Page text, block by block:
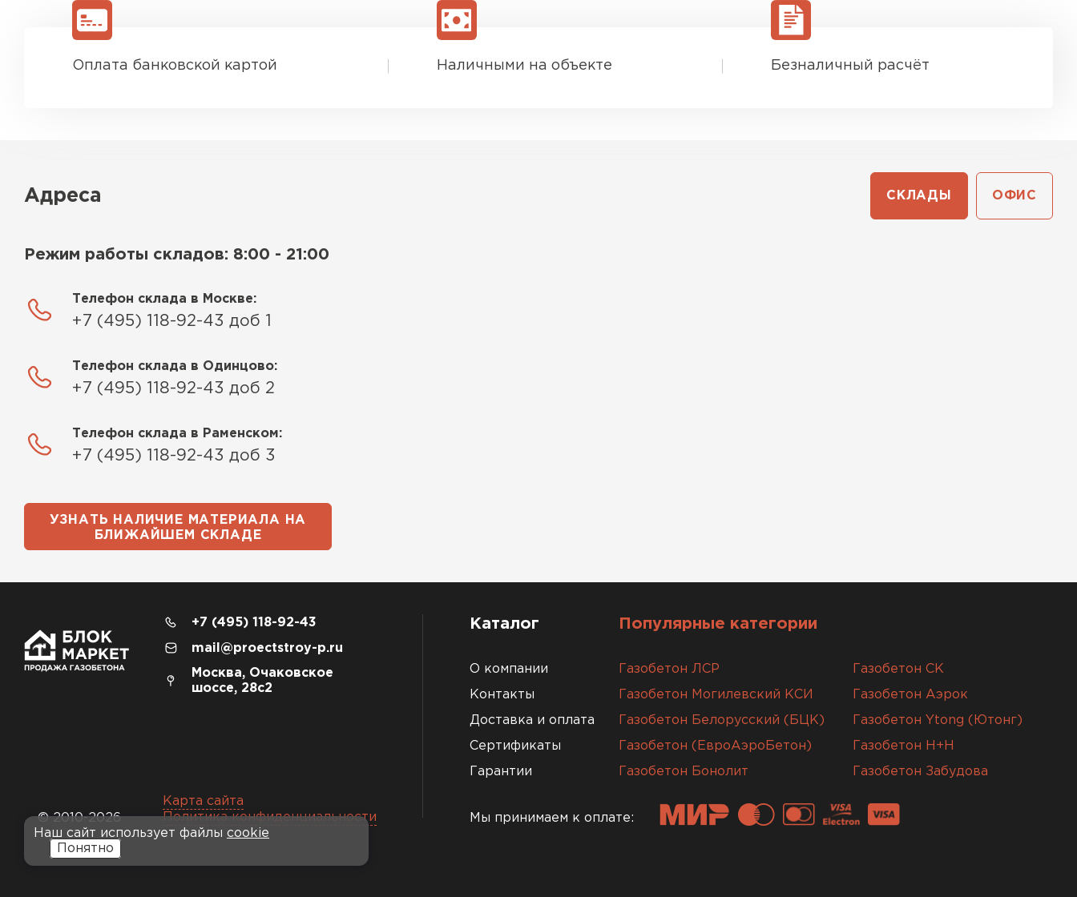
Оплата банковской картой Наличными на объекте Безналичный расчёт
Адреса СКЛАДЫ ОФИС
Режим работы складов: 8:00 - 21:00
Телефон склада в Москве:
+7 (495) 118-92-43 доб 1
Телефон склада в Одинцово:
+7 (495) 118-92-43 доб 2
Телефон склада в Раменском:
+7 (495) 118-92-43 доб 3
УЗНАТЬ НАЛИЧИЕ МАТЕРИАЛА НА
БЛИЖАЙШЕМ СКЛАДЕ
© 2010-2026
+7 (495) 118-92-43
mail@proectstroy-p.ru
Москва, Очаковское
шоссе, 28с2
Карта сайта
Политика конфиденциальности
Каталог
О компании
Контакты
Доставка и оплата
Сертификаты
Гарантии
Популярные категории
Газобетон ЛСР Газобетон СК
Газобетон Могилевский КСИ Газобетон Аэрок
Газобетон Белорусский (БЦК) Газобетон Ytong (Ютонг)
Газобетон (ЕвроАэроБетон) Газобетон H+H
Газобетон Бонолит Газобетон Забудова
Мы принимаем к оплате:
Наш сайт использует файлы cookie
Понятно